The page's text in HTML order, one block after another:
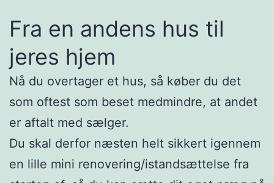
Fra en andens hus til
jeres hjem
Nå du overtager et hus, så køber du det
som oftest som beset medmindre, at andet
er aftalt med sælger.
Du skal derfor næsten helt sikkert igennem
en lille mini renovering/istandsættelse fra